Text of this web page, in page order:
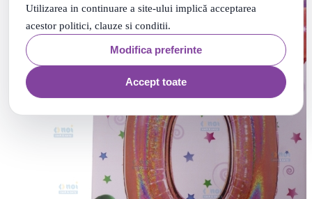
Utilizarea in continuare a site-ului implică acceptarea
acestor politici, clauze si conditii.
Modifica preferinte
Accept toate